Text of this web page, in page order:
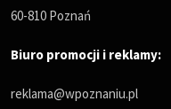
60-810 Poznań
Biuro promocji i reklamy:
reklama@wpoznaniu.pl